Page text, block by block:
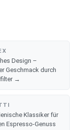
Design –
Geschmack durch
→
Klassiker für
Espresso-Genuss